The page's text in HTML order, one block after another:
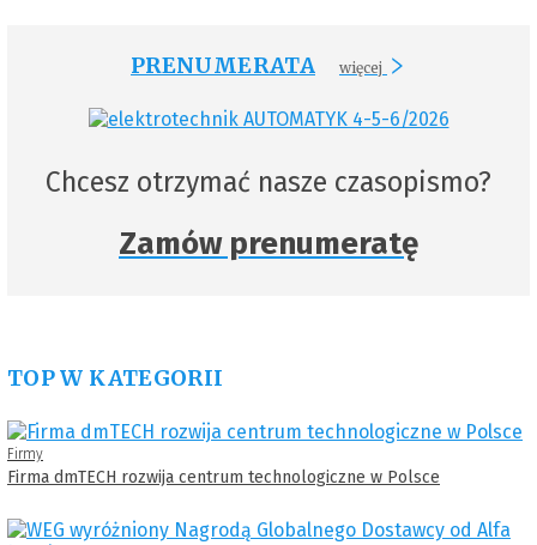
PRENUMERATA więcej
Chcesz otrzymać nasze czasopismo?
Zamów prenumeratę
TOP W KATEGORII
Firmy
Firma dmTECH rozwija centrum technologiczne w Polsce